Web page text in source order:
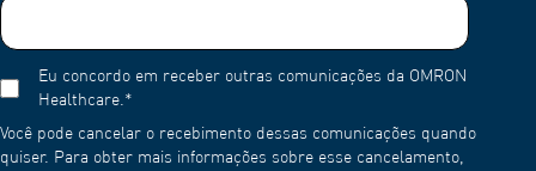
Eu concordo em receber outras comunicações da OMRON
Healthcare.*
Você pode cancelar o recebimento dessas comunicações quando
quiser. Para obter mais informações sobre esse cancelamento,